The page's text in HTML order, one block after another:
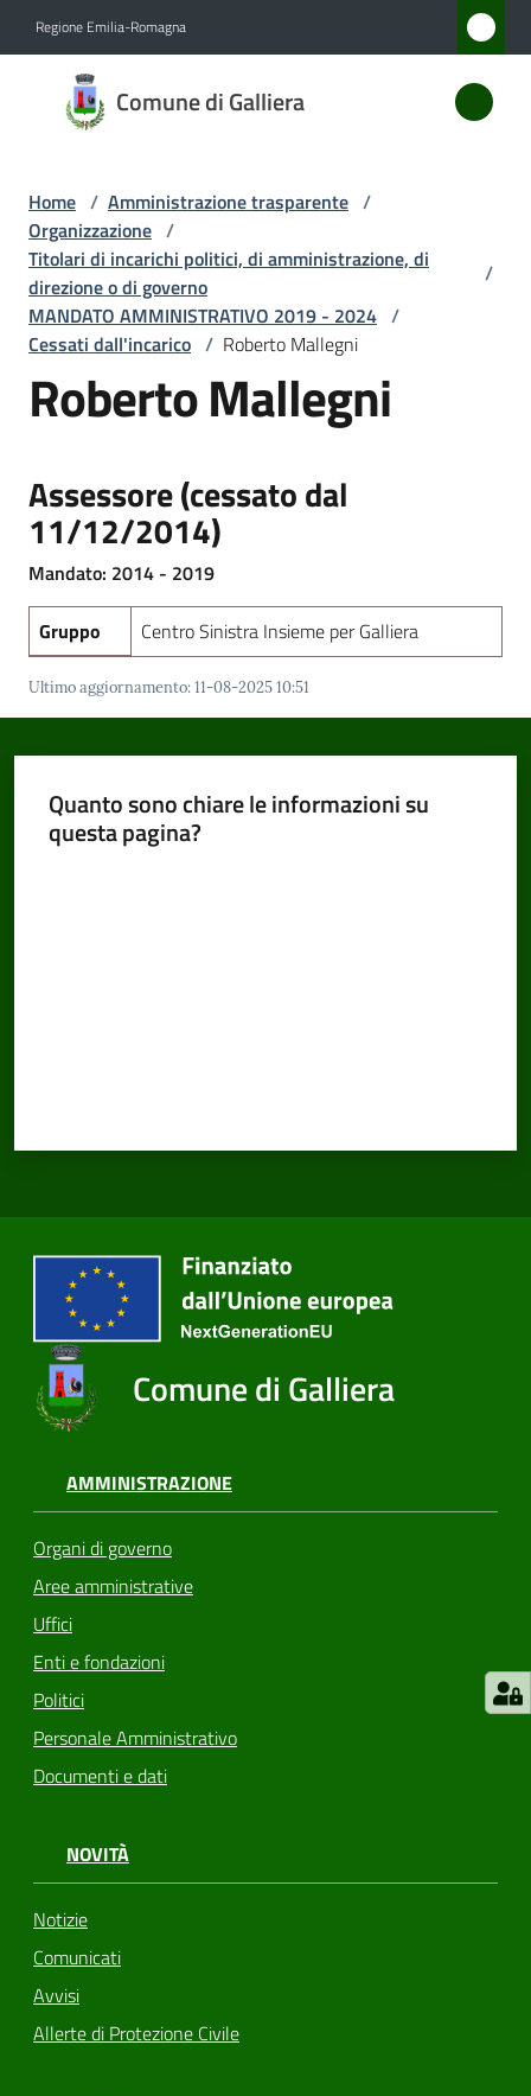
Regione Emilia-Romagna
Comune di Galliera
Comune
di
Amministrazione
Menu selezionato
Novità
Servizi
Galliera
Amministrazione
Trasparente
Menu selezionato
Tutti
gli
Home / Amministrazione trasparente /
Organizzazione /
Titolari di incarichi politici, di amministrazione, di
direzione o di governo
/
MANDATO AMMINISTRATIVO 2019 - 2024 /
Cessati dall'incarico / Roberto Mallegni
Roberto Mallegni
Assessore (cessato dal
11/12/2014)
Mandato: 2014 - 2019
Gruppo Centro Sinistra Insieme per Galliera
Ultimo aggiornamento:11-08-2025 10:51
Quanto sono chiare le informazioni su
questa pagina?
Comune di Galliera
AMMINISTRAZIONE
Organi di governo
Aree amministrative
Uffici
Enti e fondazioni
Politici
Personale Amministrativo
Documenti e dati
NOVITÀ
Notizie
Comunicati
Avvisi
Allerte di Protezione Civile